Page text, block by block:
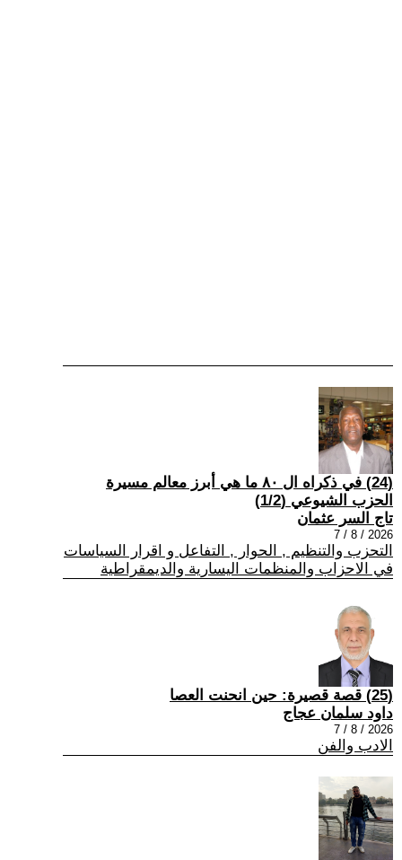
(24) في ذكراه ال ٨٠ ما هي أبرز معالم مسيرة
الحزب الشيوعي (1/2)
تاج السر عثمان
2026 / 8 / 7
التحزب والتنظيم , الحوار , التفاعل و اقرار السياسات
في الاحزاب والمنظمات اليسارية والديمقراطية
(25) قصة قصيرة: حين انحنت العصا
داود سلمان عجاج
2026 / 8 / 7
الادب والفن